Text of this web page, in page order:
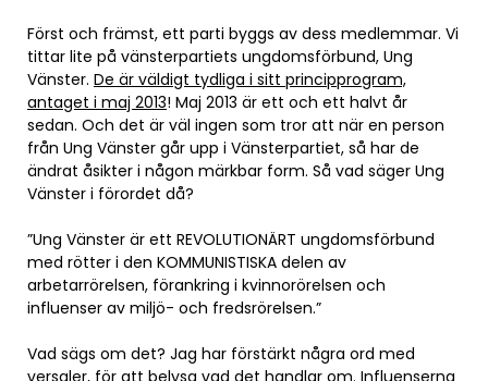
Först och främst, ett parti byggs av dess medlemmar. Vi
tittar lite på vänsterpartiets ungdomsförbund, Ung
Vänster. De är väldigt tydliga i sitt principprogram,
antaget i maj 2013! Maj 2013 är ett och ett halvt år
sedan. Och det är väl ingen som tror att när en person
från Ung Vänster går upp i Vänsterpartiet, så har de
ändrat åsikter i någon märkbar form. Så vad säger Ung
Vänster i förordet då?
”Ung Vänster är ett REVOLUTIONÄRT ungdomsförbund
med rötter i den KOMMUNISTISKA delen av
arbetarrörelsen, förankring i kvinnorörelsen och
influenser av miljö- och fredsrörelsen.”
Vad sägs om det? Jag har förstärkt några ord med
versaler, för att belysa vad det handlar om. Influenserna